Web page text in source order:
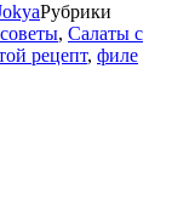
Рубрики
, Салаты с
рецепт, филе